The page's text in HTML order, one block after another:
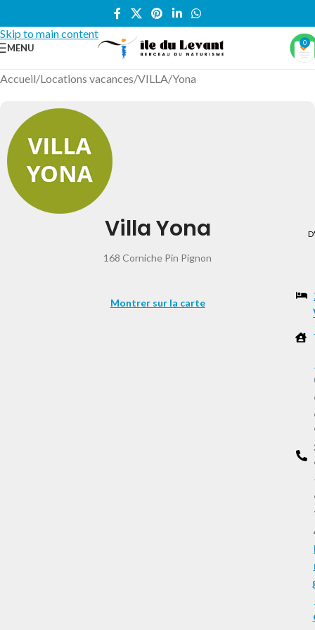
Skip to main content
MENU 0
Accueil/Locations vacances/VILLA/Yona
Villa Yona
168 Corniche Pin Pignon
Montrer sur la carte